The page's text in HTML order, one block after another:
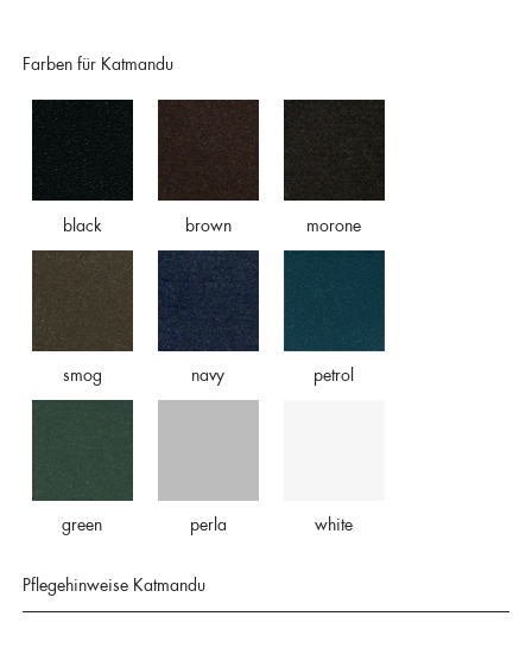
Farben für Katmandu
black brown morone
smog navy petrol
green perla white
Pflegehinweise Katmandu